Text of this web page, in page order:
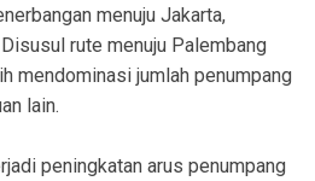
menuju Jakarta,
rute menuju Palembang
mendominasi jumlah penumpang
lain.
peningkatan arus penumpang